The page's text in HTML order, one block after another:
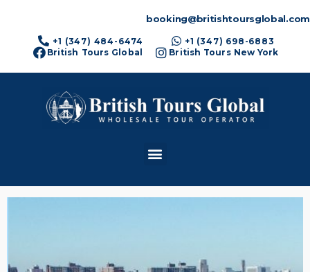
booking@britishtoursglobal.com
+1 (347) 484-6474
+1 (347) 698-6883
British Tours Global
British Tours New York